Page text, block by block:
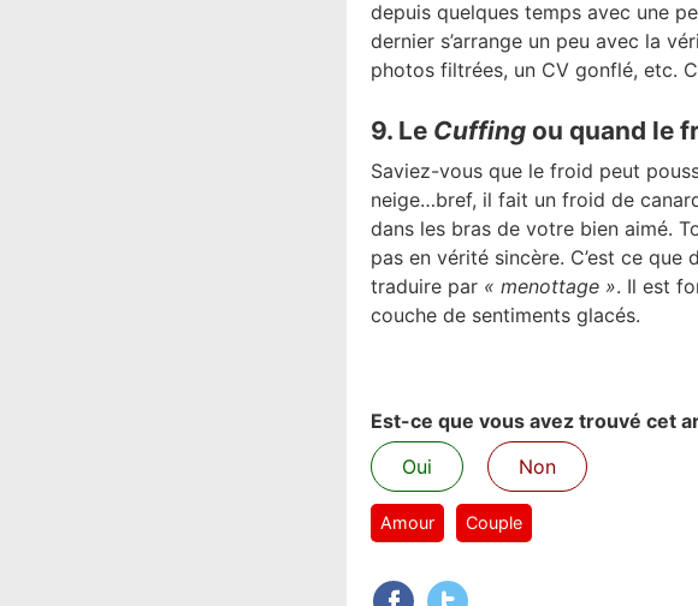
depuis quelques temps avec une
dernier s’arrange un peu avec la
photos filtrées, un CV gonflé, etc.
9. Le Cuffing ou quand le
Saviez-vous que le froid peut
neige…bref, il fait un froid de
dans les bras de votre bien aimé.
pas en vérité sincère. C’est ce que
traduire par « menottage ». Il est
couche de sentiments glacés.
Est-ce que vous avez trouvé cet
Oui
Non
Amour Couple